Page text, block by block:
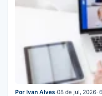
Por Ivan Alves·08 de jul, 2026·